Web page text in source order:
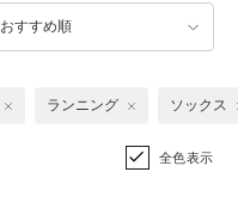
おすすめ順
ランニング ソックス
全色表示